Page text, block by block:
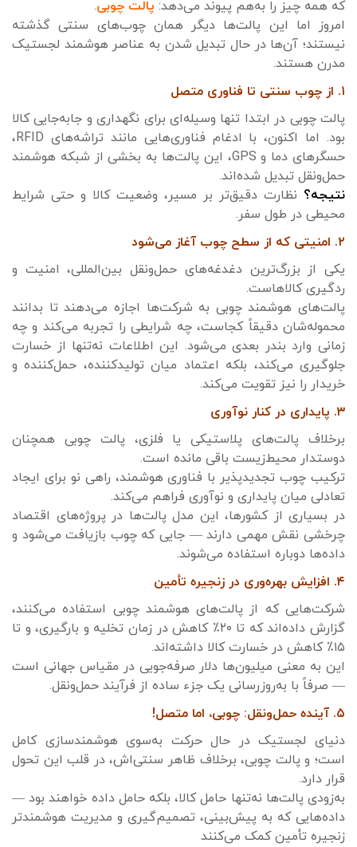
که همه چیز را به‌هم پیوند می‌دهد: پالت چوبی.
امروز اما این پالت‌ها دیگر همان چوب‌های سنتی گذشته
نیستند؛ آن‌ها در حال تبدیل شدن به عناصر هوشمند لجستیک
مدرن هستند.
۱. از چوب سنتی تا فناوری متصل
پالت چوبی در ابتدا تنها وسیله‌ای برای نگهداری و جابه‌جایی کالا
بود. اما اکنون، با ادغام فناوری‌هایی مانند تراشه‌های RFID،
حسگرهای دما و GPS، این پالت‌ها به بخشی از شبکه هوشمند
حمل‌ونقل تبدیل شده‌اند.
نتیجه؟ نظارت دقیق‌تر بر مسیر، وضعیت کالا و حتی شرایط
محیطی در طول سفر.
۲. امنیتی که از سطح چوب آغاز می‌شود
یکی از بزرگ‌ترین دغدغه‌های حمل‌ونقل بین‌المللی، امنیت و
ردگیری کالاهاست.
پالت‌های هوشمند چوبی به شرکت‌ها اجازه می‌دهند تا بدانند
محموله‌شان دقیقاً کجاست، چه شرایطی را تجربه می‌کند و چه
زمانی وارد بندر بعدی می‌شود. این اطلاعات نه‌تنها از خسارت
جلوگیری می‌کند، بلکه اعتماد میان تولیدکننده، حمل‌کننده و
خریدار را نیز تقویت می‌کند.
۳. پایداری در کنار نوآوری
برخلاف پالت‌های پلاستیکی یا فلزی، پالت چوبی همچنان
دوستدار محیط‌زیست باقی مانده است.
ترکیب چوب تجدیدپذیر با فناوری هوشمند، راهی نو برای ایجاد
تعادلی میان پایداری و نوآوری فراهم می‌کند.
در بسیاری از کشورها، این مدل پالت‌ها در پروژه‌های اقتصاد
چرخشی نقش مهمی دارند — جایی که چوب بازیافت می‌شود و
داده‌ها دوباره استفاده می‌شوند.
۴. افزایش بهره‌وری در زنجیره تأمین
شرکت‌هایی که از پالت‌های هوشمند چوبی استفاده می‌کنند،
گزارش داده‌اند که تا ۲۰٪ کاهش در زمان تخلیه و بارگیری، و تا
۱۵٪ کاهش در خسارت کالا داشته‌اند.
این به معنی میلیون‌ها دلار صرفه‌جویی در مقیاس جهانی است
— صرفاً با به‌روزرسانی یک جزء ساده از فرآیند حمل‌ونقل.
۵. آینده حمل‌ونقل: چوبی، اما متصل!
دنیای لجستیک در حال حرکت به‌سوی هوشمندسازی کامل
است؛ و پالت چوبی، برخلاف ظاهر سنتی‌اش، در قلب این تحول
قرار دارد.
به‌زودی پالت‌ها نه‌تنها حامل کالا، بلکه حامل داده خواهند بود —
داده‌هایی که به پیش‌بینی، تصمیم‌گیری و مدیریت هوشمندتر
زنجیره تأمین کمک می‌کنند